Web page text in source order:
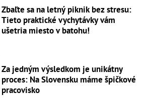
Zbaľte sa na letný piknik bez stresu:
Tieto praktické vychytávky vám
ušetria miesto v batohu!
Za jedným výsledkom je unikátny
proces: Na Slovensku máme špičkové
pracovisko